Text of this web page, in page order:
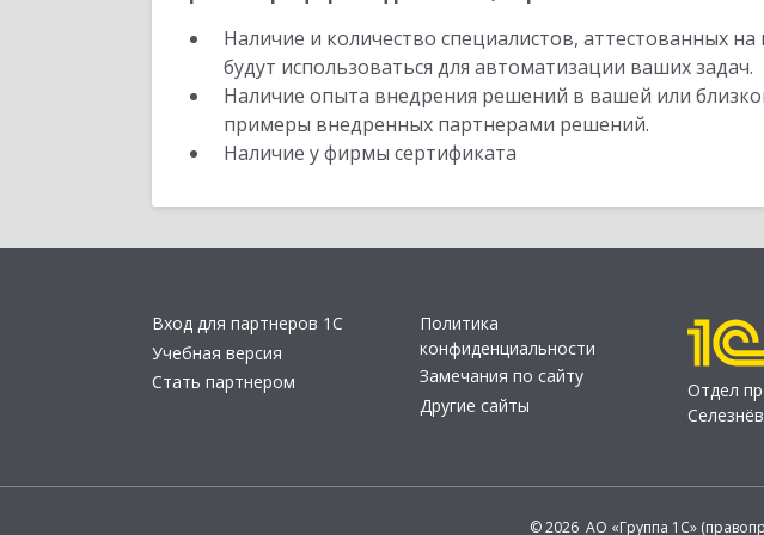
Наличие и количество специалистов, аттестованных
будут использоваться для автоматизации ваших задач.
Наличие опыта внедрения решений в вашей или
примеры внедренных партнерами решений.
Наличие у фирмы сертификата
Вход для партнеров 1С
Учебная версия
Стать партнером
Политика
конфиденциальности
Замечания по сайту
Другие сайты
Отдел
© 2026 АО «Группа 1С»